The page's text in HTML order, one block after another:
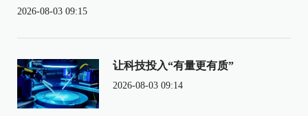
2026-08-03 09:15
让科技投入“有量更有质”
2026-08-03 09:14